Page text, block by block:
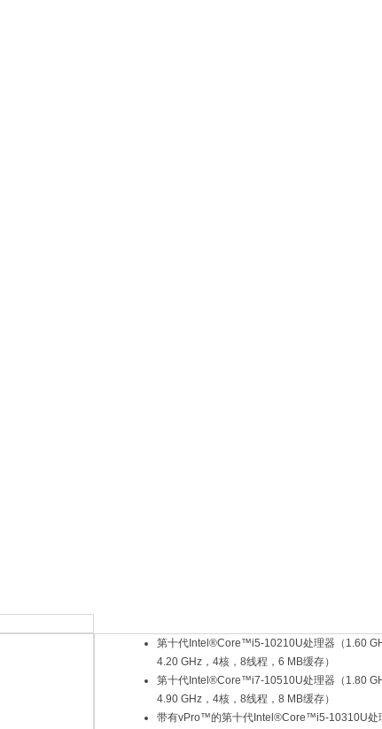
第十代Intel®Core™i5-10210U处理器（1.60
4.20 GHz，4核，8线程，6 MB缓存）
第十代Intel®Core™i7-10510U处理器（1.80
4.90 GHz，4核，8线程，8 MB缓存）
带有vPro™的第十代Intel®Core™i5-10310U处